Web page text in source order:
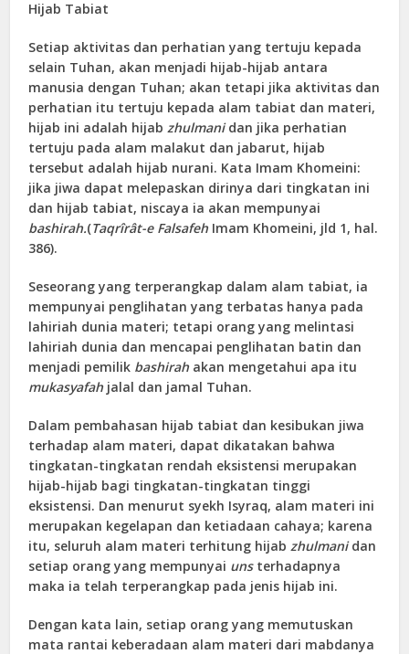
Hijab Tabiat
Setiap aktivitas dan perhatian yang tertuju kepada
selain Tuhan, akan menjadi hijab-hijab antara
manusia dengan Tuhan; akan tetapi jika aktivitas dan
perhatian itu tertuju kepada alam tabiat dan materi,
hijab ini adalah hijab zhulmanidan jika perhatian
tertuju pada alam malakut dan jabarut, hijab
tersebut adalah hijab nurani. Kata Imam Khomeini:
jika jiwa dapat melepaskan dirinya dari tingkatan ini
dan hijab tabiat, niscaya ia akan mempunyai
bashirah.(Taqrîrât-e Falsafeh Imam Khomeini, jld 1, hal.
386).
Seseorang yang terperangkap dalam alam tabiat, ia
mempunyai penglihatan yang terbatas hanya pada
lahiriah dunia materi; tetapi orang yang melintasi
lahiriah dunia dan mencapai penglihatan batin dan
menjadi pemilik bashirah akan mengetahui apa itu
mukasyafah jalal dan jamal Tuhan.
Dalam pembahasan hijab tabiat dan kesibukan jiwa
terhadap alam materi, dapat dikatakan bahwa
tingkatan-tingkatan rendah eksistensi merupakan
hijab-hijab bagi tingkatan-tingkatan tinggi
eksistensi. Dan menurut syekh Isyraq, alam materi ini
merupakan kegelapan dan ketiadaan cahaya; karena
itu, seluruh alam materi terhitung hijab zhulmanidan
setiap orang yang mempunyai unsterhadapnya
maka ia telah terperangkap pada jenis hijab ini.
Dengan kata lain, setiap orang yang memutuskan
mata rantai keberadaan alam materi dari mabdanya